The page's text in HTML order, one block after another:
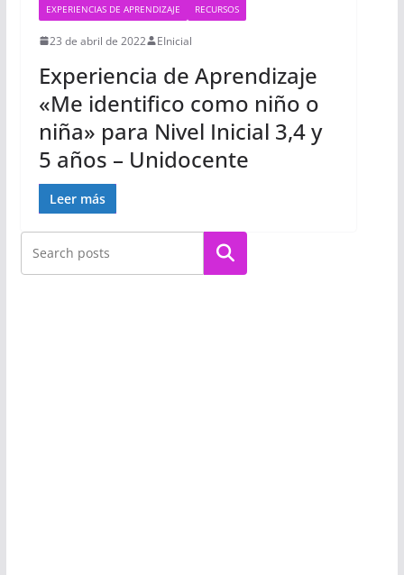
EXPERIENCIAS DE APRENDIZAJE
RECURSOS
23 de abril de 2022 EInicial
Experiencia de Aprendizaje
«Me identifico como niño o
niña» para Nivel Inicial 3,4 y
5 años – Unidocente
Leer más
Buscar